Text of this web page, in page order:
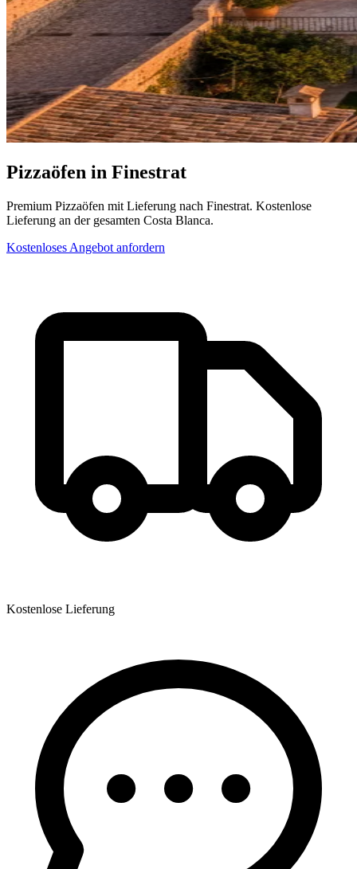
Pizzaöfen in Finestrat
Premium Pizzaöfen mit Lieferung nach Finestrat. Kostenlose
Lieferung an der gesamten Costa Blanca.
Kostenloses Angebot anfordern
Kostenlose Lieferung